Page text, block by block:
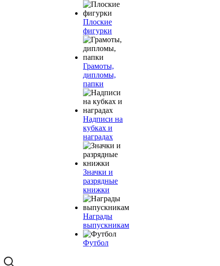
Плоские
фигурки
Грамоты,
дипломы,
папки
Надписи на
кубках и
наградах
Значки и
разрядные
книжки
Награды
выпускникам
Футбол